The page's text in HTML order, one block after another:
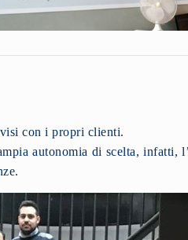
con i propri clienti.
autonomia di scelta, infatti,